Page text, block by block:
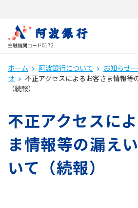
金融機関コード0172
ホーム 阿波銀行について お知らせ
せ
不正アクセスによるお客さま情報等
（続報）
不正アクセスに
ま情報等の漏え
いて（続報）